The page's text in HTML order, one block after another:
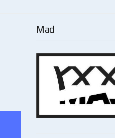
Mad